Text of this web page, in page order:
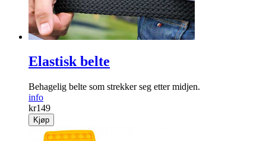
Elastisk belte
Behagelig belte som strekker seg etter midjen.
info
kr149
Kjøp